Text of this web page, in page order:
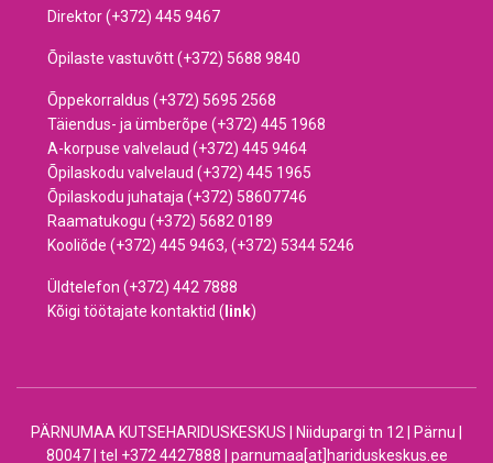
Direktor (+372) 445 9467
Õpilaste vastuvõtt (+372) 5688 9840
Õppekorraldus (+372) 5695 2568
Täiendus- ja ümberõpe (+372) 445 1968
A-korpuse valvelaud (+372) 445 9464
Õpilaskodu valvelaud (+372) 445 1965
Õpilaskodu juhataja (+372) 58607746
Raamatukogu (+372) 5682 0189
Kooliõde (+372) 445 9463, (+372) 5344 5246
Üldtelefon (+372) 442 7888
Kõigi töötajate kontaktid ( link)
PÄRNUMAA KUTSEHARIDUSKESKUS | Niidupargi tn 12 | Pärnu |
80047 | tel +372 4427888 | parnumaa[at]hariduskeskus.ee